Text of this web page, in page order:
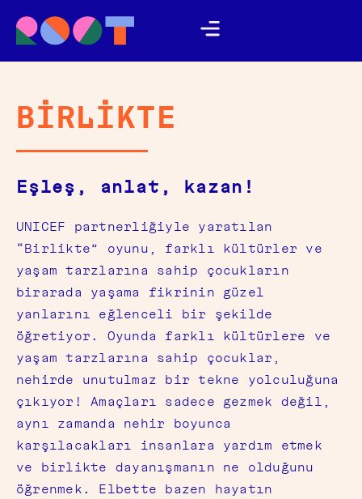
BİRLİKTE
Eşleş, anlat, kazan!
UNICEF partnerliğiyle yaratılan
“Birlikte” oyunu, farklı kültürler ve
yaşam tarzlarına sahip çocukların
birarada yaşama fikrinin güzel
yanlarını eğlenceli bir şekilde
öğretiyor. Oyunda farklı kültürlere ve
yaşam tarzlarına sahip çocuklar,
nehirde unutulmaz bir tekne yolculuğuna
çıkıyor! Amaçları sadece gezmek değil,
aynı zamanda nehir boyunca
karşılacakları insanlara yardım etmek
ve birlikte dayanışmanın ne olduğunu
öğrenmek. Elbette bazen hayatın